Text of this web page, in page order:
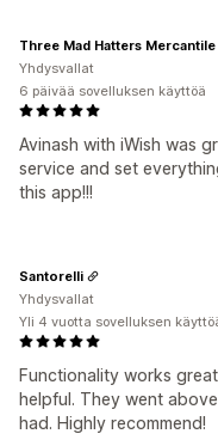
Avinash with iWish was
service and set
this app!!!
Three Mad Hatters Mercantile
Yhdysvallat
6 päivää sovelluksen käyttöä
Functionality works
helpful. They went
had. Highly recommend!
Santorelli
Yhdysvallat
Yli 4 vuotta sovelluksen